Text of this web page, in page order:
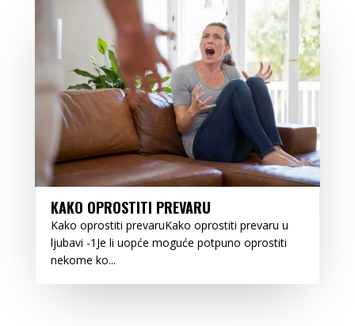
KAKO OPROSTITI PREVARU
Kako oprostiti prevaruKako oprostiti prevaru u
ljubavi -1Je li uopće moguće potpuno oprostiti
nekome ko...